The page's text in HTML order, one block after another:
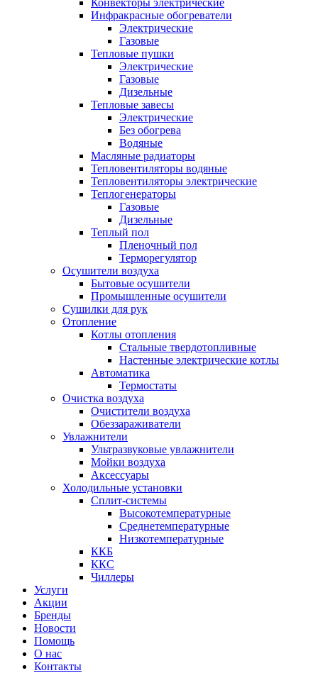
Конвекторы электрические
Инфракрасные обогреватели
Электрические
Газовые
Тепловые пушки
Электрические
Газовые
Дизельные
Тепловые завесы
Электрические
Без обогрева
Водяные
Масляные радиаторы
Тепловентиляторы водяные
Тепловентиляторы электрические
Теплогенераторы
Газовые
Дизельные
Теплый пол
Пленочный пол
Терморегулятор
Осушители воздуха
Бытовые осушители
Промышленные осушители
Сушилки для рук
Отопление
Котлы отопления
Стальные твердотопливные
Настенные электрические котлы
Автоматика
Термостаты
Очистка воздуха
Очистители воздуха
Обеззараживатели
Увлажнители
Ультразвуковые увлажнители
Мойки воздуха
Аксессуары
Холодильные установки
Сплит-системы
Высокотемпературные
Среднетемпературные
Низкотемпературные
ККБ
ККС
Чиллеры
Услуги
Акции
Бренды
Новости
Помощь
О нас
Контакты